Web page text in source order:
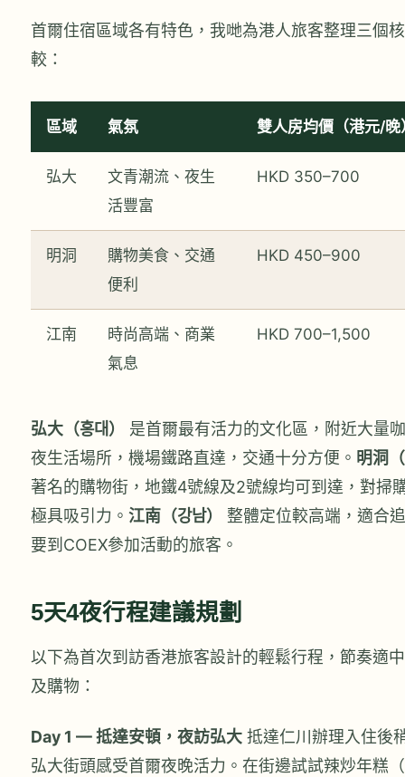
首爾住宿區域各有特色，我哋為港人旅客整理三個
較：
區域 氣氛 雙人房均價（港元/晚
弘大
文青潮流、夜生
活豐富
HKD 350–700
明洞
購物美食、交通
便利
HKD 450–900
江南
時尚高端、商業
氣息
HKD 700–1,500
弘大（홍대）
是首爾最有活力的文化區，附近大量
夜生活場所，機場鐵路直達，交通十分方便。 明洞
著名的購物街，地鐵4號線及2號線均可到達，對掃
極具吸引力。 江南（강남）
整體定位較高端，適合
要到COEX參加活動的旅客。
5天4夜行程建議規劃
以下為首次到訪香港旅客設計的輕鬆行程，節奏適
及購物：
Day 1 — 抵達安頓，夜訪弘大 抵達仁川辦理入住後
弘大街頭感受首爾夜晚活力。在街邊試試辣炒年糕